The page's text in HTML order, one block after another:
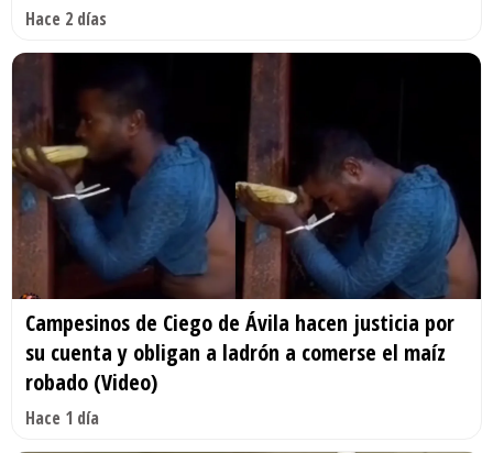
Hace 2 días
Campesinos de Ciego de Ávila hacen justicia por
su cuenta y obligan a ladrón a comerse el maíz
robado (Video)
Hace 1 día